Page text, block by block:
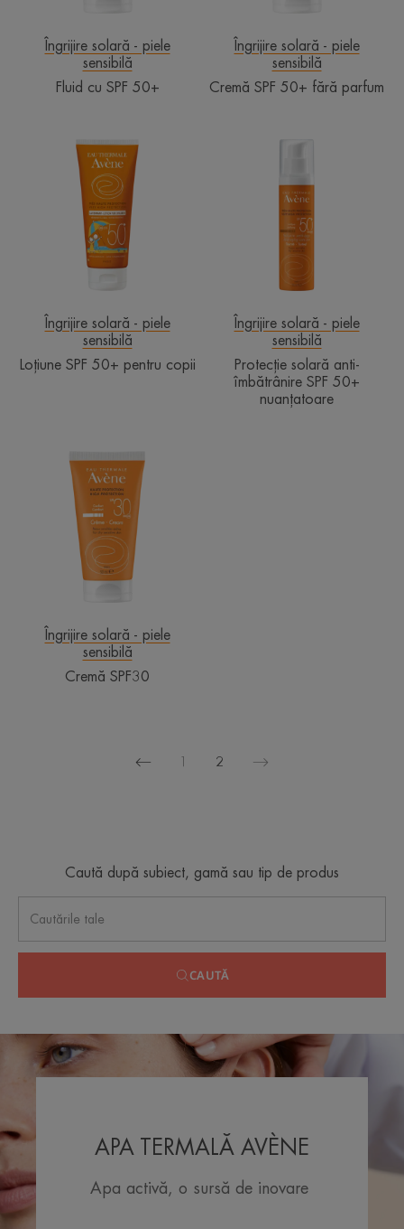
Îngrijire solară - piele
sensibilă
Fluid cu SPF 50+
Îngrijire solară - piele
sensibilă
Cremă SPF 50+ fără parfum
SPF
50+
pentru
copii
Îngrijire solară - piele
sensibilă
Loțiune SPF 50+ pentru copii
îmbătrânire
SPF
50+
Îngrijire solară - piele
sensibilă
Protecție solară anti-
îmbătrânire SPF 50+
nuanțatoare
SPF30
Îngrijire solară - piele
sensibilă
Cremă SPF30
Pagina
2
Caută după subiect, gamă sau tip de produs
CAUTĂ
APA TERMALĂ AVÈNE
Apa activă, o sursă de inovare